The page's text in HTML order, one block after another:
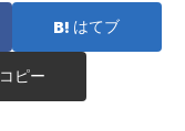
はてブ
コピー